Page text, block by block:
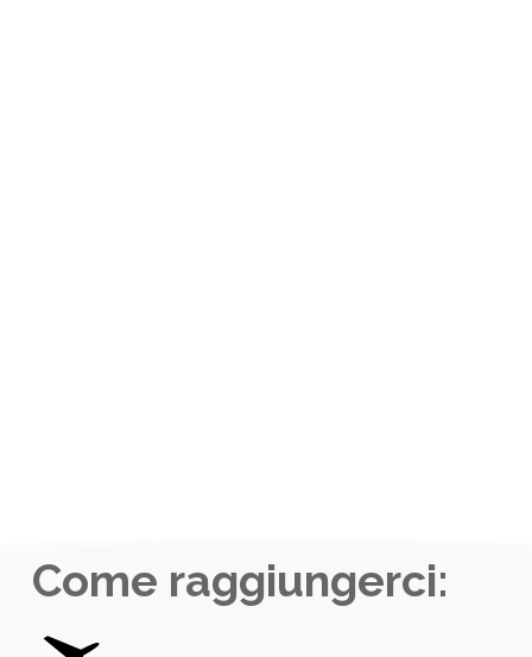
Come raggiungerci: